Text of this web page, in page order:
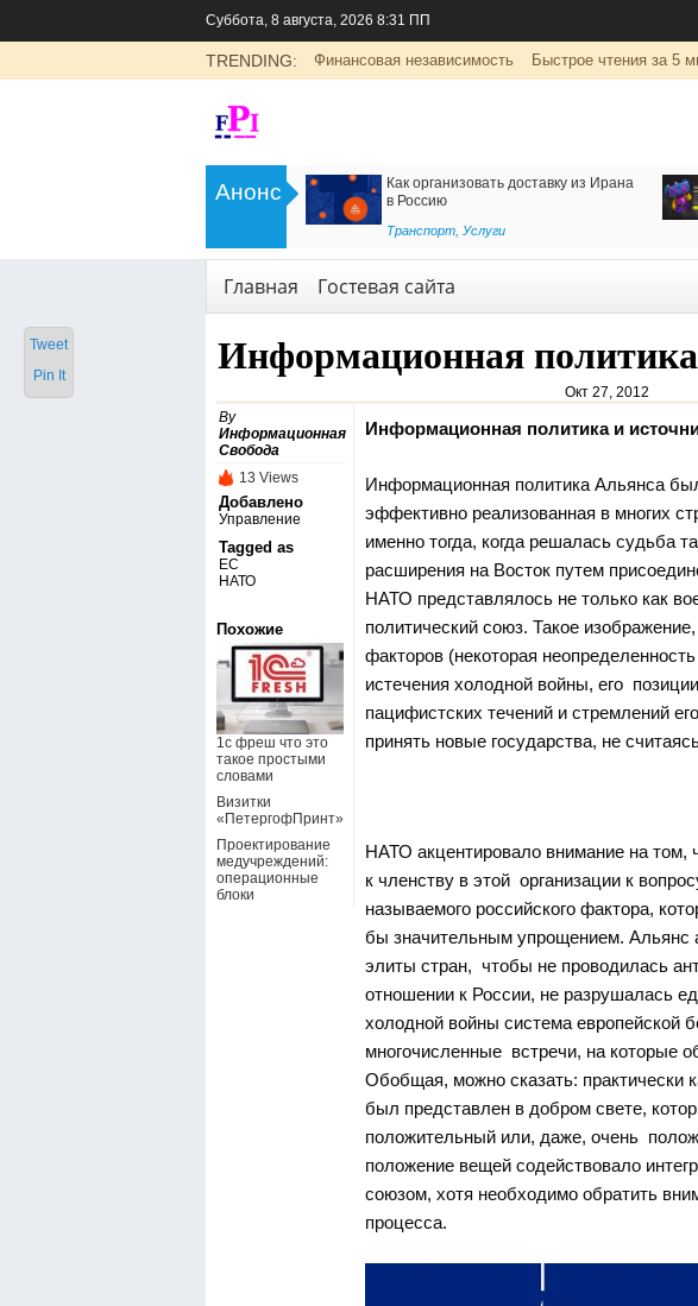
Суббота, 8 августа, 2026 8:31 ПП
TRENDING: Финансовая независимость Быстрое чтения за 5
Анонс
Цоликлоны для определения групп
Как организовать доставку из Ирана
в Россию
Транспорт, Услуги
Главная Гостевая сайта
Информационная
Окт 27, 2012
By
Информационная
Свобода
13 Views
Добавлено
Управление
Tagged as
ЕС
НАТО
Похожие
1с фреш что это
такое простыми
словами
Визитки
«ПетергофПринт»
Проектирование
медучреждений:
операционные
блоки
Информационная политика и
Информационная политика Альянса
эффективно реализованная в многих
именно тогда, когда решалась судьба
расширения на Восток путем
НАТО представлялось не только как
политический союз. Такое
факторов (некоторая
истечения холодной войны, его
пацифистских течений и стремлений
принять новые государства, не
НАТО акцентировало внимание на том,
к членству в этой организации к
называемого российского фактора,
бы значительным упрощением. Альянс
элиты стран, чтобы не проводилась
отношении к России, не разрушалась
холодной войны система европейской
многочисленные встречи, на которые
Обобщая, можно сказать: практически
был представлен в добром свете,
положительный или, даже, очень
положение вещей содействовало
союзом, хотя необходимо обратить
процесса.
Tweet
Pin It